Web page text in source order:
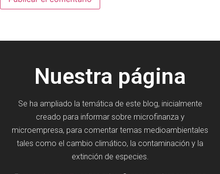
Nuestra página
Se ha ampliado la temática de este blog, inicialmente
creado para informar sobre microfinanza y
microempresa, para comentar temas medioambientales
tales como el cambio climático, la contaminación y la
extinción de especies.